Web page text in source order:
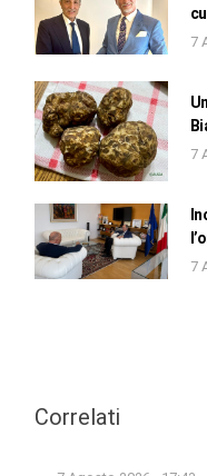
7
7
7
Correlati